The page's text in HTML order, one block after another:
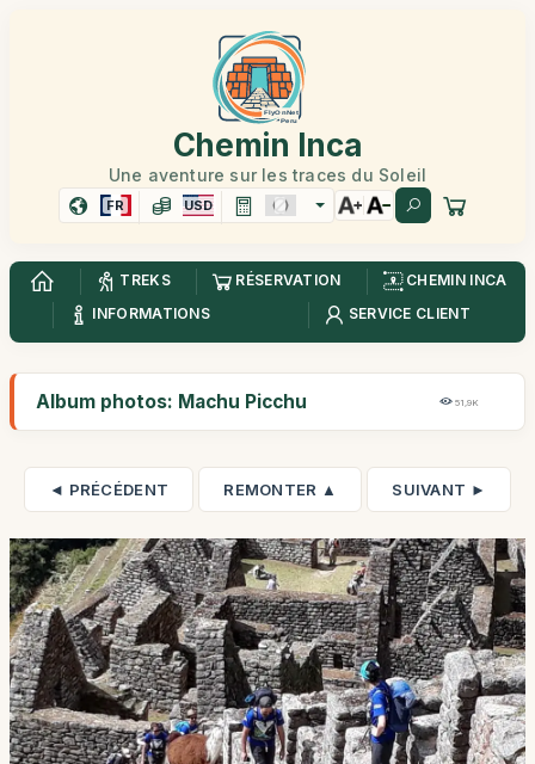
Chemin Inca
Une aventure sur les traces du Soleil
FR USD
TREKS RÉSERVATION
CHEMIN INCA
INFORMATIONS
SERVICE CLIENT
Album photos: Machu Picchu 51,9K
◄ PRÉCÉDENT REMONTER ▲ SUIVANT ►